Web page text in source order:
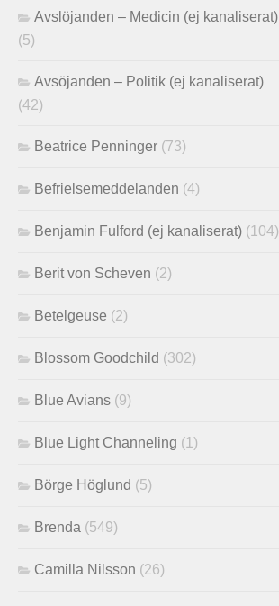
Avslöjanden – Medicin (ej kanaliserat)
(5)
Avsöjanden – Politik (ej kanaliserat)
(42)
Beatrice Penninger (73)
Befrielsemeddelanden (4)
Benjamin Fulford (ej kanaliserat) (104)
Berit von Scheven (2)
Betelgeuse (2)
Blossom Goodchild (302)
Blue Avians (9)
Blue Light Channeling (1)
Börge Höglund (5)
Brenda (549)
Camilla Nilsson (26)